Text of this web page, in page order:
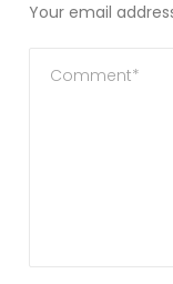
Your email